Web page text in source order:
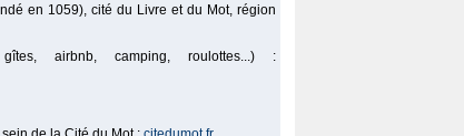
en 1059), cité du Livre et du Mot, région
airbnb, camping, roulottes...) :